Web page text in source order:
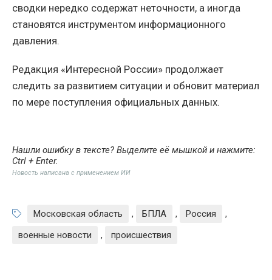
сводки нередко содержат неточности, а иногда
становятся инструментом информационного
давления.
Редакция «Интересной России» продолжает
следить за развитием ситуации и обновит материал
по мере поступления официальных данных.
Нашли ошибку в тексте? Выделите её мышкой и нажмите:
Ctrl + Enter.
Новость написана с применением ИИ
Московская область , БПЛА , Россия
,
военные новости
, происшествия